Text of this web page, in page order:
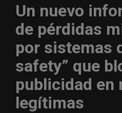
Un nuevo
de pérdidas
por sistemas
safety” que
publicidad en
legítimas